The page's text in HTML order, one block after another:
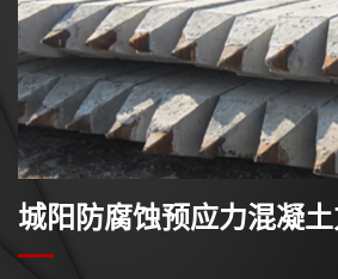
城阳防腐蚀预应力混凝